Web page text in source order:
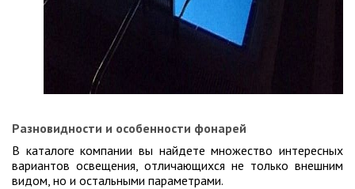
Разновидности и особенности фонарей
В каталоге компании вы найдете множество интересных
вариантов освещения, отличающихся не только внешним
видом, но и остальными параметрами.